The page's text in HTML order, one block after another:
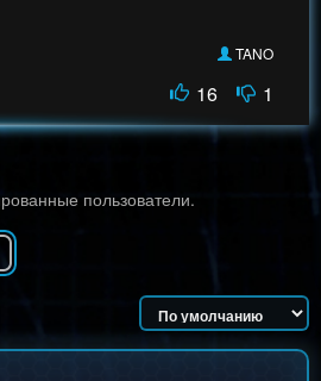
TANO
16 1
пользователи.